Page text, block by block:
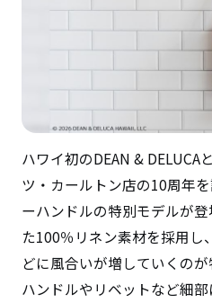
ハワイ初のDEAN & DELUCA
ツ・カールトン店の10周年
ーハンドルの特別モデルが
た100％リネン素材を採用し
どに風合いが増していくの
ハンドルやリベットなど細